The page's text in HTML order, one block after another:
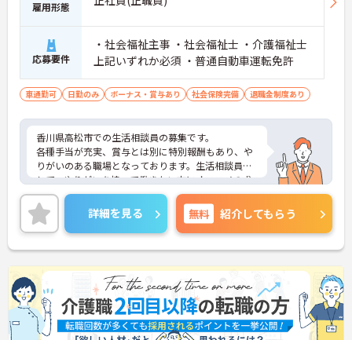
雇用形態
応募要件
・社会福祉主事 ・社会福祉士 ・介護福祉士
上記いずれか必須 ・普通自動車運転免許
車通勤可 日勤のみ ボーナス・賞与あり 社会保険完備 退職金制度あり
香川県高松市での生活相談員の募集です。
各種手当が充実、賞与とは別に特別報酬もあり、や
りがいのある職場となっております。生活相談員と
して、やりがいを持って働きたい方にオススメの求
人です。ご興味のある方は面接のポイントをお伝え
しますので、お気軽にお問い合わせください。
詳細を見る 無料 紹介してもらう